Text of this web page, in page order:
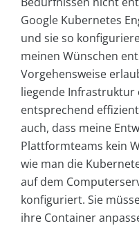
Google Kubernetes
und sie so
meinen Wünschen
Vorgehensweise
liegende Infrastruktur
entsprechend
auch, dass meine
Plattformteams kein
wie man die
auf dem
konfiguriert. Sie
ihre Container